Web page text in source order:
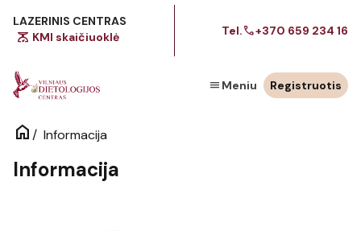
LAZERINIS CENTRAS
scale KMI skaičiuoklė Tel.call+370 659 234 16
menu Meniu Registruotis
home/ Informacija
Informacija